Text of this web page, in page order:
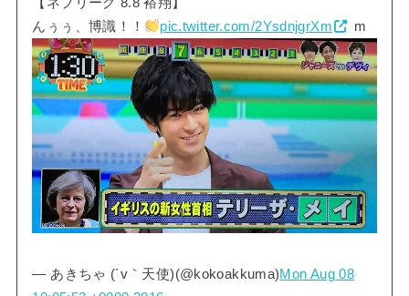
んぅぅ、博識！！
pic.twitter.com/2YsdnjgrXm m
— あきちゃ (´v｀天使)(@kokoakkuma)Mon Aug 08